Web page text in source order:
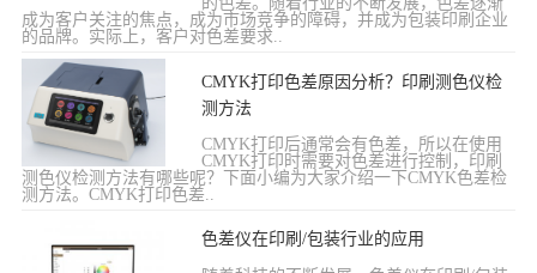
成为客户关注的焦点，成为市场竞争的障碍，并成为包装印刷企业
的品牌。实际上，客户对色差要求..
CMYK打印色差原因分析？印刷测色仪检
测方法
CMYK打印后通常会有色差，所以在使用
CMYK打印时需要对色差进行控制，印刷
测色仪检测方法有哪些呢？下面小编为大家介绍一下CMYK色差检
测方法。CMYK打印色差..
色差仪在印刷/包装行业的应用